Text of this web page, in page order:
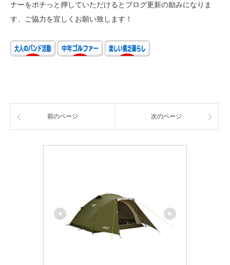
ナーをポチっと押していただけるとブログ更新の励みになりま
す、ご協力を宜しくお願い致します！
前のページ 次のページ